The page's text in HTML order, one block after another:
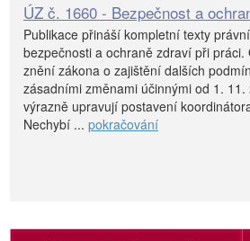
ÚZ č. 1660 - Bezpečnost a
Publikace přináší kompletní texty
bezpečnosti a ochraně zdraví při práci.
znění zákona o zajištění dalších
zásadními změnami účinnými od 1. 11.
výrazně upravují postavení
Nechybí ... pokračování